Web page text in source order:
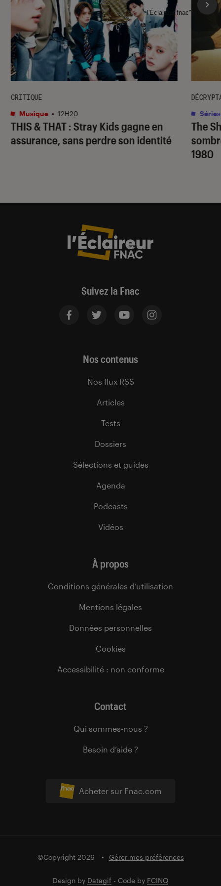
THIS & THAT: Stray Kids gagne en
assurance, sans perdre son identité
CRITIQUE
Musique • 12H20
The
1980
Séries
l'Éclaireur fnac">
Suivez la Fnac
Acheter sur Fnac.com
Nos contenus
Nos flux RSS
Articles
Tests
Dossiers
Sélections et guides
Agenda
Podcasts
Vidéos
À propos
Conditions générales d’utilisation
Mentions légales
Données personnelles
Cookies
Accessibilité : non conforme
Contact
Qui sommes-nous ?
Besoin d’aide ?
©Copyright 2026 Gérer mes préférences
Design by Datagif - Code by FCINQ